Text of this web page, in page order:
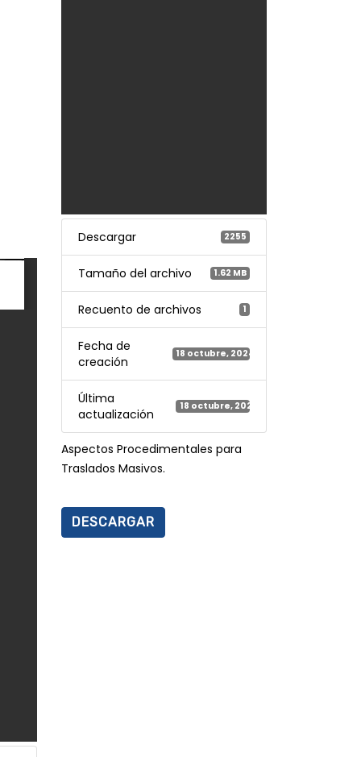
Descargar 2255
Tamaño del archivo 1.62 MB
Recuento de archivos 1
Fecha de
creación
18 octubre, 2024
Última
actualización
18 octubre, 2024
Aspectos Procedimentales para
Traslados Masivos.
DESCARGAR